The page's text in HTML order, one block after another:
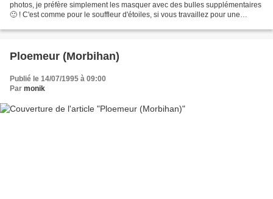
photos, je préfère simplement les masquer avec des bulles supplémentaires
🙂 ! C'est comme pour le souffleur d'étoiles, si vous travaillez pour une
Ploemeur (Morbihan)
Publié le 14/07/1995 à 09:00
Par monik